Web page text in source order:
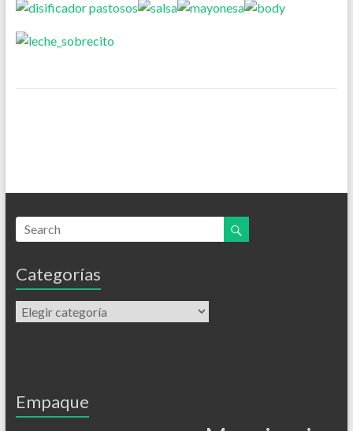
Categorías
Empaque